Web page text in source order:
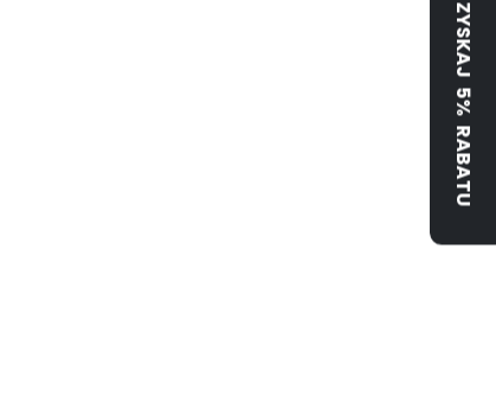
ZYSKAJ 5% RABATU